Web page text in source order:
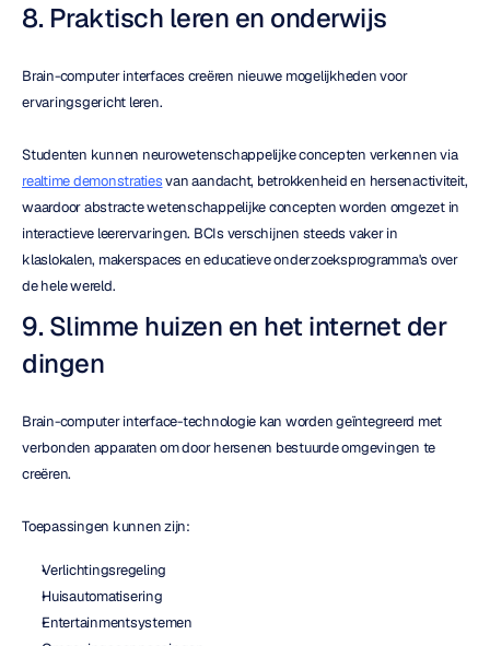
8. Praktisch leren en onderwijs
Brain-computer interfaces creëren nieuwe mogelijkheden voor
ervaringsgericht leren.
Studenten kunnen neurowetenschappelijke concepten verkennen via
realtime demonstraties van aandacht, betrokkenheid en hersenactiviteit,
waardoor abstracte wetenschappelijke concepten worden omgezet in
interactieve leerervaringen. BCIs verschijnen steeds vaker in
klaslokalen, makerspaces en educatieve onderzoeksprogramma's over
de hele wereld.
9. Slimme huizen en het internet der
dingen
Brain-computer interface-technologie kan worden geïntegreerd met
verbonden apparaten om door hersenen bestuurde omgevingen te
creëren.
Toepassingen kunnen zijn:
Verlichtingsregeling
Huisautomatisering
Entertainmentsystemen